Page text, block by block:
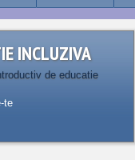
INCLUZIVA
de educatie
te